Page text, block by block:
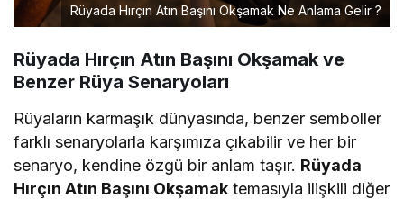
Rüyada Hırçın Atın Başını Okşamak Ne Anlama Gelir ?
Rüyada Hırçın Atın Başını Okşamak ve
Benzer Rüya Senaryoları
Rüyaların karmaşık dünyasında, benzer semboller
farklı senaryolarla karşımıza çıkabilir ve her bir
senaryo, kendine özgü bir anlam taşır. Rüyada
Hırçın Atın Başını Okşamak temasıyla ilişkili diğer